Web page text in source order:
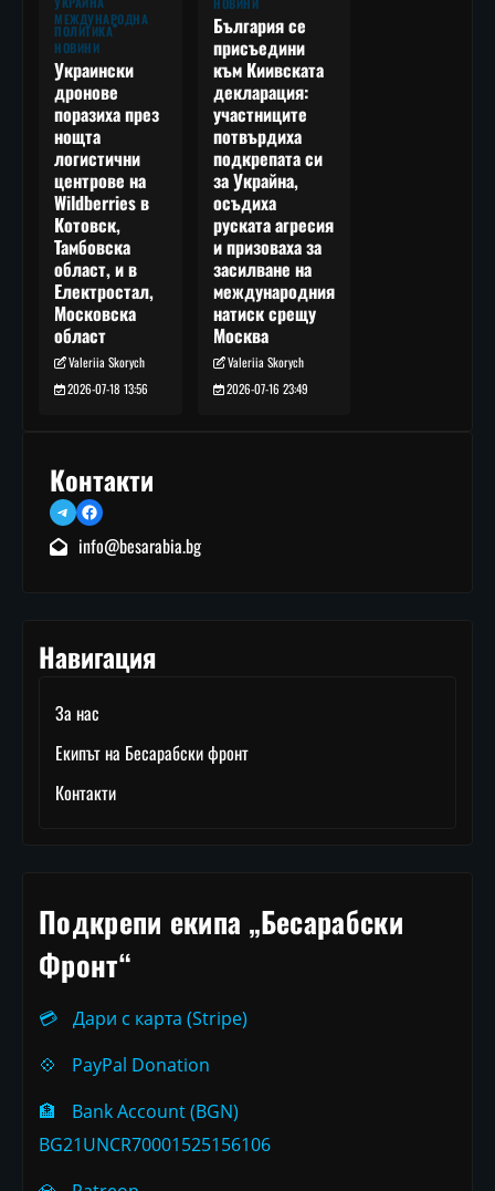
МЕЖДУНАРОДНА
ПОЛИТИКА
НОВИНИ
Украински
дронове
поразиха през
нощта
логистични
центрове на
Wildberries в
Котовск,
Тамбовска
област, и в
Електростал,
Московска
област
Valeriia Skorych
2026-07-18 13:56
България се
присъедини
към Киивската
декларация:
участниците
потвърдиха
подкрепата си
за Украйна,
осъдиха
руската агресия
и призоваха за
засилване на
международния
натиск срещу
Москва
Valeriia Skorych
2026-07-16 23:49
Контакти
TelegramFacebook
info@besarabia.bg
Навигация
За нас
Екипът на Бесарабски фронт
Контакти
Подкрепи екипа „Бесарабски
Фронт“
💳
Дари с карта (Stripe)
💠
PayPal Donation
🏦
Bank Account (BGN)
BG21UNCR70001525156106